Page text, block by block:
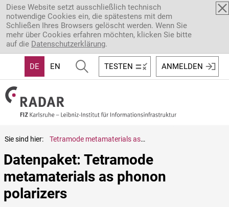
Direkt zum Inhalt
Diese Website setzt ausschließlich technisch
notwendige Cookies ein, die spätestens mit dem
Schließen Ihres Browsers gelöscht werden. Wenn Sie
mehr über Cookies erfahren möchten, klicken Sie bitte
auf die Datenschutzerklärung.
DE EN TESTEN ANMELDEN
Sie sind hier: Tetramode metamaterials as phonon polarizers
Datenpaket: Tetramode
metamaterials as phonon
polarizers